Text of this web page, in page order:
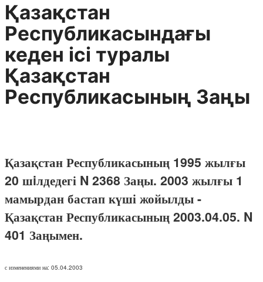
Қазақстан
Республикасындағы
кеден iсi туралы
Қазақстан
Республикасының Заңы
Қазақстан Республикасының 1995 жылғы
20 шiлдедегі N 2368 Заңы. 2003 жылғы 1
мамырдан бастап күші жойылды -
Қазақстан Республикасының 2003.04.05. N
401 Заңымен.
с изменениями на: 05.04.2003